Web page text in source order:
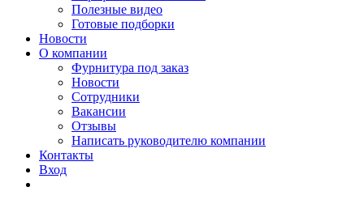
Полезные видео
Готовые подборки
Новости
О компании
Фурнитура под заказ
Новости
Сотрудники
Вакансии
Отзывы
Написать руководителю компании
Контакты
Вход